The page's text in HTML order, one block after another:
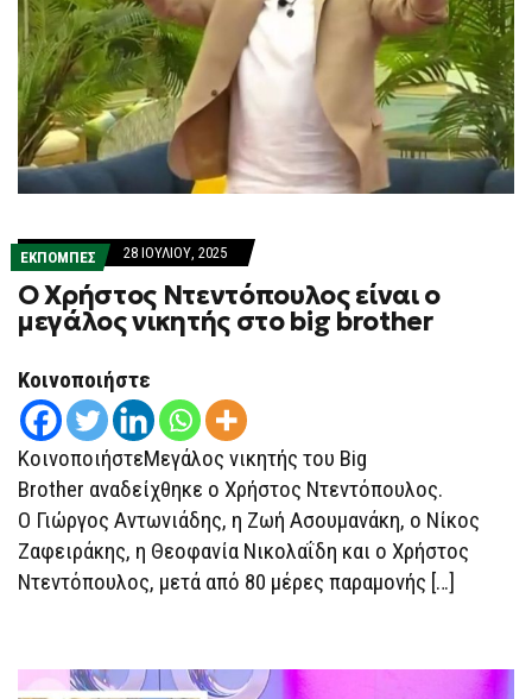
ΕΚΠΟΜΠΕΣ 28 ΙΟΥΛΊΟΥ, 2025
Ο Χρήστος Ντεντόπουλος είναι ο
μεγάλος νικητής στο big brother
Κοινοποιήστε
ΚοινοποιήστεΜεγάλος νικητής του Big
Brother αναδείχθηκε ο Χρήστος Ντεντόπουλος.
Ο Γιώργος Αντωνιάδης, η Ζωή Ασουμανάκη, ο Νίκος
Ζαφειράκης, η Θεοφανία Νικολαΐδη και ο Χρήστος
Ντεντόπουλος, μετά από 80 μέρες παραμονής […]